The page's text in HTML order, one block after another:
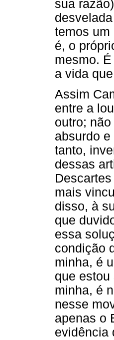
sua
temos um
é, o
mesmo.
a vida
Assim
entre a
outro;
absurdo
tanto,
dessas
mais
disso, à
que
essa
condição
minha, é
que
minha, é
nesse
apenas o
evidência